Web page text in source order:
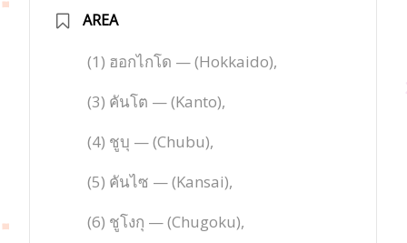
AREA
(1) ฮอกไกโด — (Hokkaido),
(3) คันโต — (Kanto),
(4) ชูบุ — (Chubu),
(5) คันไซ — (Kansai),
(6) ชูโงกุ — (Chugoku),